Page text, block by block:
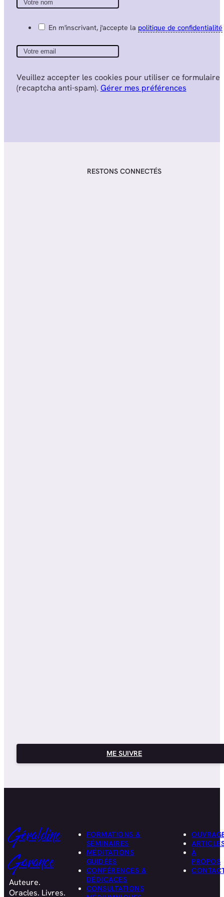
En m'inscrivant, j'accepte la politique de confidentialité
Veuillez accepter les cookies pour utiliser ce formulaire
(recaptcha anti-spam). Gérer mes préférences
RESTONS CONNECTÉS
ME SUIVRE
Géraldine
Garance
Auteure.
Oracles. Livres.
FORMATIONS &
SÉMINAIRES
MÉDITATIONS
GUIDÉES
CONFÉRENCES &
DÉDICACES
CONSULTATIONS
À
PROPOS